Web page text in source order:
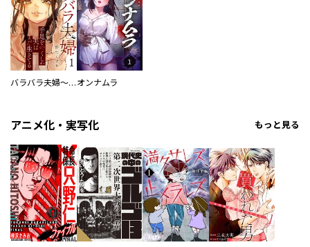
バラバラ夫婦～手足をなくした夫はまだ生きてる オンナムラ
アニメ化・実写化 もっと見る